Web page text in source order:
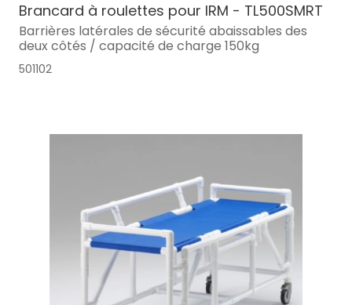
Brancard à roulettes pour IRM - TL500SMRT
Barrières latérales de sécurité abaissables des
deux côtés / capacité de charge 150kg
501102